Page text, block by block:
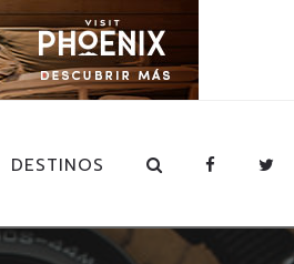
DESTINOS